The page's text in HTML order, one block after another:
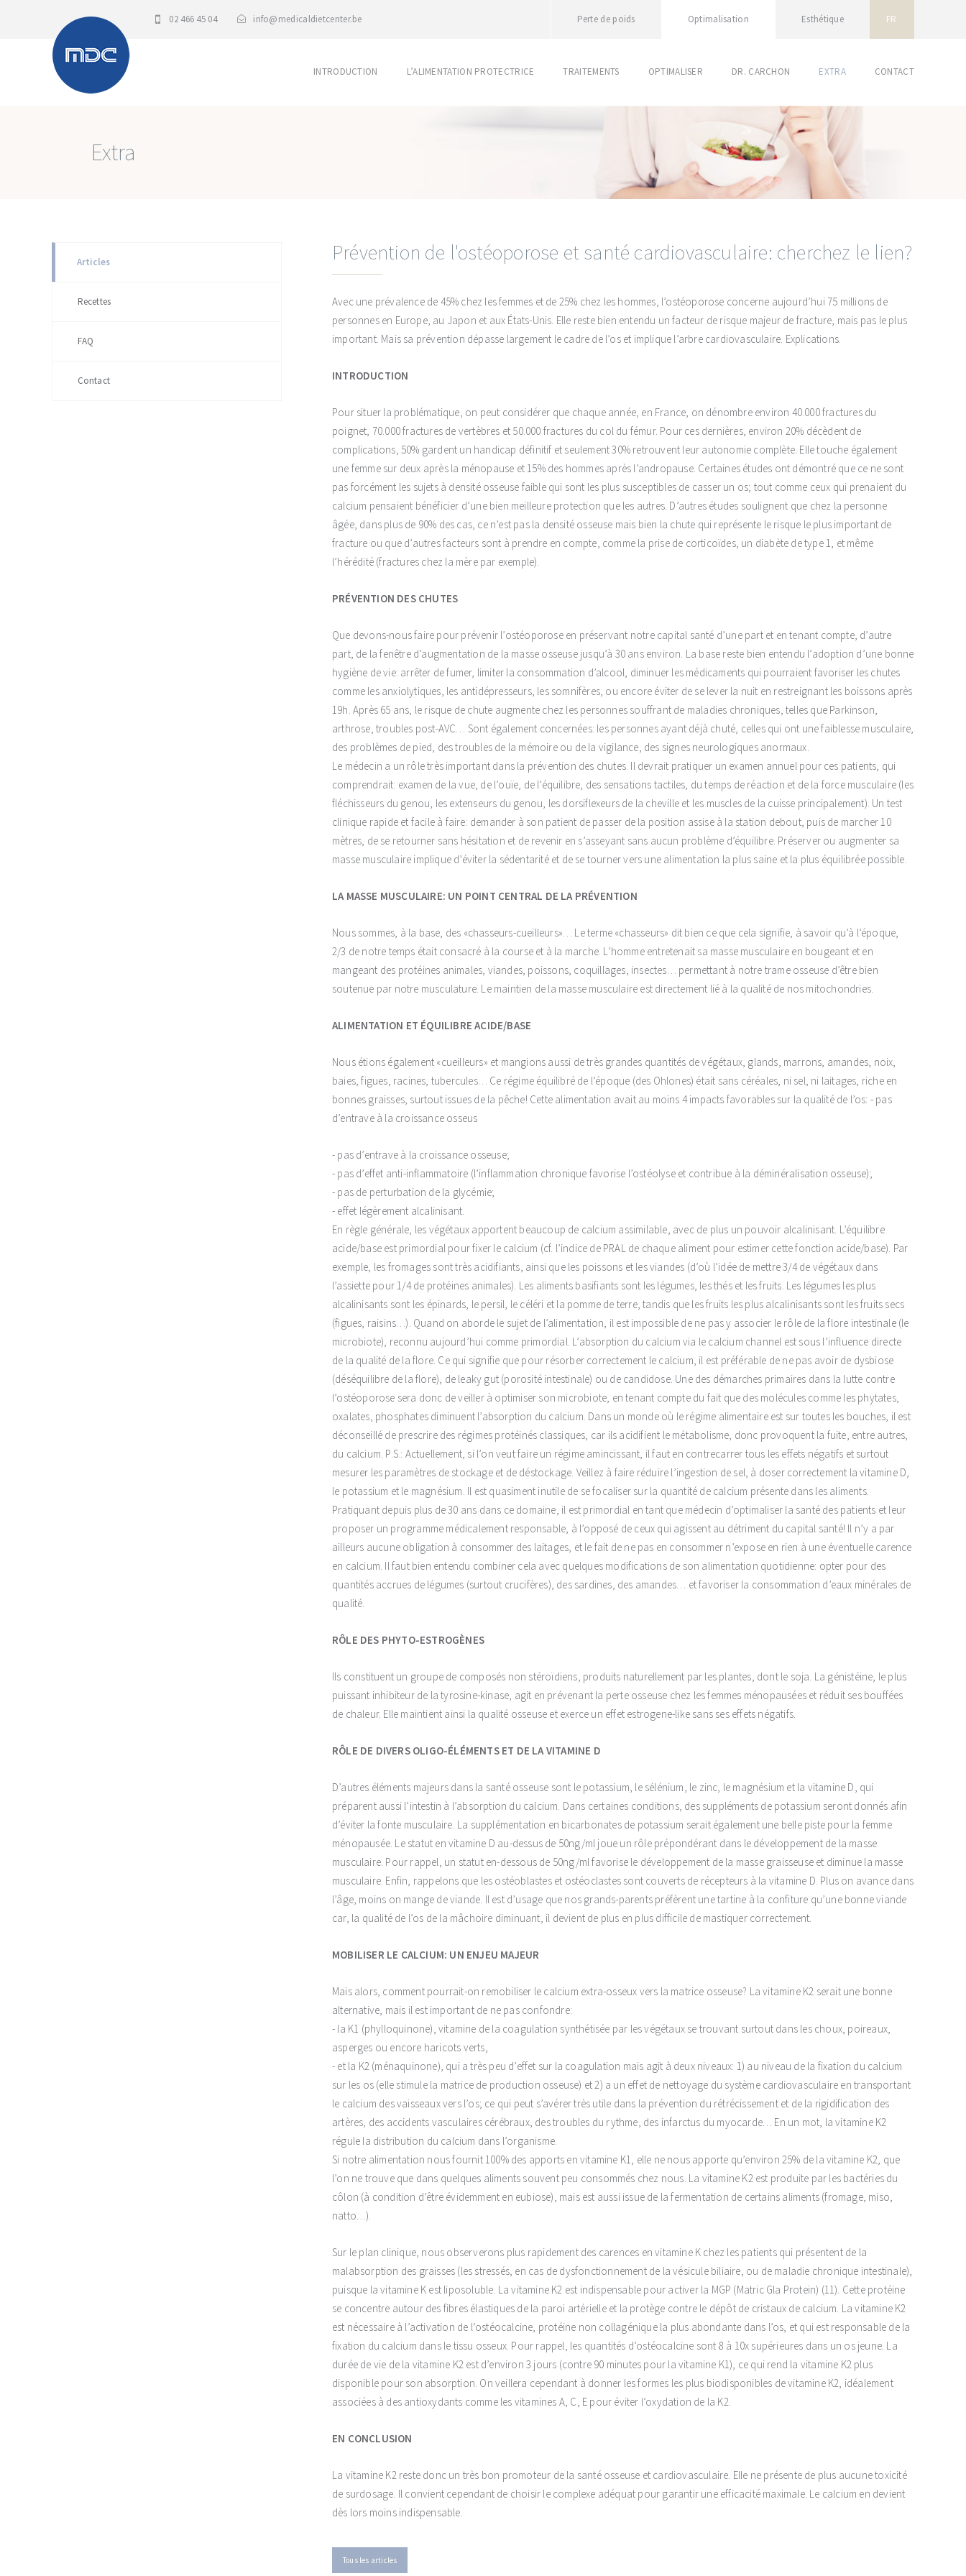
02 466 45 04 info@medicaldietcenter.be Perte de poids Optimalisation Esthétique FR
INTRODUCTION L’ALIMENTATION PROTECTRICE TRAITEMENTS OPTIMALISER DR. CARCHON EXTRA CONTACT
Extra
Articles
Recettes
FAQ
Contact
Prévention de l'ostéoporose et santé cardiovasculaire: cherchez le lien?
Avec une prévalence de 45% chez les femmes et de 25% chez les hommes, l’ostéoporose concerne aujourd’hui 75 millions de
personnes en Europe, au Japon et aux États-Unis. Elle reste bien entendu un facteur de risque majeur de fracture, mais pas le plus
important. Mais sa prévention dépasse largement le cadre de l’os et implique l’arbre cardiovasculaire. Explications.
INTRODUCTION
Pour situer la problématique, on peut considérer que chaque année, en France, on dénombre environ 40.000 fractures du
poignet, 70.000 fractures de vertèbres et 50.000 fractures du col du fémur. Pour ces dernières, environ 20% décèdent de
complications, 50% gardent un handicap définitif et seulement 30% retrouvent leur autonomie complète. Elle touche également
une femme sur deux après la ménopause et 15% des hommes après l’andropause. Certaines études ont démontré que ce ne sont
pas forcément les sujets à densité osseuse faible qui sont les plus susceptibles de casser un os; tout comme ceux qui prenaient du
calcium pensaient bénéficier d’une bien meilleure protection que les autres. D’autres études soulignent que chez la personne
âgée, dans plus de 90% des cas, ce n’est pas la densité osseuse mais bien la chute qui représente le risque le plus important de
fracture ou que d’autres facteurs sont à prendre en compte, comme la prise de corticoïdes, un diabète de type 1, et même
l’hérédité (fractures chez la mère par exemple).
PRÉVENTION DES CHUTES
Que devons-nous faire pour prévenir l’ostéoporose en préservant notre capital santé d’une part et en tenant compte, d’autre
part, de la fenêtre d’augmentation de la masse osseuse jusqu’à 30 ans environ. La base reste bien entendu l’adoption d’une bonne
hygiène de vie: arrêter de fumer, limiter la consommation d’alcool, diminuer les médicaments qui pourraient favoriser les chutes
comme les anxiolytiques, les antidépresseurs, les somnifères, ou encore éviter de se lever la nuit en restreignant les boissons après
19h. Après 65 ans, le risque de chute augmente chez les personnes souffrant de maladies chroniques, telles que Parkinson,
arthrose, troubles post-AVC… Sont également concernées: les personnes ayant déjà chuté, celles qui ont une faiblesse musculaire,
des problèmes de pied, des troubles de la mémoire ou de la vigilance, des signes neurologiques anormaux.
Le médecin a un rôle très important dans la prévention des chutes. Il devrait pratiquer un examen annuel pour ces patients, qui
comprendrait: examen de la vue, de l’ouïe, de l’équilibre, des sensations tactiles, du temps de réaction et de la force musculaire (les
fléchisseurs du genou, les extenseurs du genou, les dorsiflexeurs de la cheville et les muscles de la cuisse principalement). Un test
clinique rapide et facile à faire: demander à son patient de passer de la position assise à la station debout, puis de marcher 10
mètres, de se retourner sans hésitation et de revenir en s’asseyant sans aucun problème d’équilibre. Préserver ou augmenter sa
masse musculaire implique d’éviter la sédentarité et de se tourner vers une alimentation la plus saine et la plus équilibrée possible.
LA MASSE MUSCULAIRE: UN POINT CENTRAL DE LA PRÉVENTION
Nous sommes, à la base, des «chasseurs-cueilleurs»… Le terme «chasseurs» dit bien ce que cela signifie, à savoir qu’à l’époque,
2/3 de notre temps était consacré à la course et à la marche. L’homme entretenait sa masse musculaire en bougeant et en
mangeant des protéines animales, viandes, poissons, coquillages, insectes… permettant à notre trame osseuse d’être bien
soutenue par notre musculature. Le maintien de la masse musculaire est directement lié à la qualité de nos mitochondries.
ALIMENTATION ET ÉQUILIBRE ACIDE/BASE
Nous étions également «cueilleurs» et mangions aussi de très grandes quantités de végétaux, glands, marrons, amandes, noix,
baies, figues, racines, tubercules… Ce régime équilibré de l’époque (des Ohlones) était sans céréales, ni sel, ni laitages, riche en
bonnes graisses, surtout issues de la pêche! Cette alimentation avait au moins 4 impacts favorables sur la qualité de l’os: - pas
d’entrave à la croissance osseus
- pas d’entrave à la croissance osseuse;
- pas d’effet anti-inflammatoire (l’inflammation chronique favorise l’ostéolyse et contribue à la déminéralisation osseuse);
- pas de perturbation de la glycémie;
- effet légèrement alcalinisant.
En règle générale, les végétaux apportent beaucoup de calcium assimilable, avec de plus un pouvoir alcalinisant. L’équilibre
acide/base est primordial pour fixer le calcium (cf. l’indice de PRAL de chaque aliment pour estimer cette fonction acide/base). Par
exemple, les fromages sont très acidifiants, ainsi que les poissons et les viandes (d’où l’idée de mettre 3/4 de végétaux dans
l’assiette pour 1/4 de protéines animales). Les aliments basifiants sont les légumes, les thés et les fruits. Les légumes les plus
alcalinisants sont les épinards, le persil, le céléri et la pomme de terre, tandis que les fruits les plus alcalinisants sont les fruits secs
(figues, raisins…). Quand on aborde le sujet de l’alimentation, il est impossible de ne pas y associer le rôle de la flore intestinale (le
microbiote), reconnu aujourd’hui comme primordial. L’absorption du calcium via le calcium channel est sous l’influence directe
de la qualité de la flore. Ce qui signifie que pour résorber correctement le calcium, il est préférable de ne pas avoir de dysbiose
(déséquilibre de la flore), de leaky gut (porosité intestinale) ou de candidose. Une des démarches primaires dans la lutte contre
l’ostéoporose sera donc de veiller à optimiser son microbiote, en tenant compte du fait que des molécules comme les phytates,
oxalates, phosphates diminuent l’absorption du calcium. Dans un monde où le régime alimentaire est sur toutes les bouches, il est
déconseillé de prescrire des régimes protéinés classiques, car ils acidifient le métabolisme, donc provoquent la fuite, entre autres,
du calcium. P.S.: Actuellement, si l’on veut faire un régime amincissant, il faut en contrecarrer tous les effets négatifs et surtout
mesurer les paramètres de stockage et de déstockage. Veillez à faire réduire l’ingestion de sel, à doser correctement la vitamine D,
le potassium et le magnésium. Il est quasiment inutile de se focaliser sur la quantité de calcium présente dans les aliments.
Pratiquant depuis plus de 30 ans dans ce domaine, il est primordial en tant que médecin d’optimaliser la santé des patients et leur
proposer un programme médicalement responsable, à l’opposé de ceux qui agissent au détriment du capital santé! Il n’y a par
ailleurs aucune obligation à consommer des laitages, et le fait de ne pas en consommer n’expose en rien à une éventuelle carence
en calcium. Il faut bien entendu combiner cela avec quelques modifications de son alimentation quotidienne: opter pour des
quantités accrues de légumes (surtout crucifères), des sardines, des amandes… et favoriser la consommation d’eaux minérales de
qualité.
RÔLE DES PHYTO-ESTROGÈNES
Ils constituent un groupe de composés non stéroïdiens, produits naturellement par les plantes, dont le soja. La génistéine, le plus
puissant inhibiteur de la tyrosine-kinase, agit en prévenant la perte osseuse chez les femmes ménopausées et réduit ses bouffées
de chaleur. Elle maintient ainsi la qualité osseuse et exerce un effet estrogene-like sans ses effets négatifs.
RÔLE DE DIVERS OLIGO-ÉLÉMENTS ET DE LA VITAMINE D
D’autres éléments majeurs dans la santé osseuse sont le potassium, le sélénium, le zinc, le magnésium et la vitamine D, qui
préparent aussi l’intestin à l’absorption du calcium. Dans certaines conditions, des suppléments de potassium seront donnés afin
d’éviter la fonte musculaire. La supplémentation en bicarbonates de potassium serait également une belle piste pour la femme
ménopausée. Le statut en vitamine D au-dessus de 50ng/ml joue un rôle prépondérant dans le développement de la masse
musculaire. Pour rappel, un statut en-dessous de 50ng/ml favorise le développement de la masse graisseuse et diminue la masse
musculaire. Enfin, rappelons que les ostéoblastes et ostéoclastes sont couverts de récepteurs à la vitamine D. Plus on avance dans
l’âge, moins on mange de viande. Il est d’usage que nos grands-parents préfèrent une tartine à la confiture qu’une bonne viande
car, la qualité de l’os de la mâchoire diminuant, il devient de plus en plus difficile de mastiquer correctement.
MOBILISER LE CALCIUM: UN ENJEU MAJEUR
Mais alors, comment pourrait-on remobiliser le calcium extra-osseux vers la matrice osseuse? La vitamine K2 serait une bonne
alternative, mais il est important de ne pas confondre:
- la K1 (phylloquinone), vitamine de la coagulation synthétisée par les végétaux se trouvant surtout dans les choux, poireaux,
asperges ou encore haricots verts,
- et la K2 (ménaquinone), qui a très peu d’effet sur la coagulation mais agit à deux niveaux: 1) au niveau de la fixation du calcium
sur les os (elle stimule la matrice de production osseuse) et 2) a un effet de nettoyage du système cardiovasculaire en transportant
le calcium des vaisseaux vers l’os; ce qui peut s’avérer très utile dans la prévention du rétrécissement et de la rigidification des
artères, des accidents vasculaires cérébraux, des troubles du rythme, des infarctus du myocarde… En un mot, la vitamine K2
régule la distribution du calcium dans l’organisme.
Si notre alimentation nous fournit 100% des apports en vitamine K1, elle ne nous apporte qu’environ 25% de la vitamine K2, que
l’on ne trouve que dans quelques aliments souvent peu consommés chez nous. La vitamine K2 est produite par les bactéries du
côlon (à condition d’être évidemment en eubiose), mais est aussi issue de la fermentation de certains aliments (fromage, miso,
natto…).
Sur le plan clinique, nous observerons plus rapidement des carences en vitamine K chez les patients qui présentent de la
malabsorption des graisses (les stressés, en cas de dysfonctionnement de la vésicule biliaire, ou de maladie chronique intestinale),
puisque la vitamine K est liposoluble. La vitamine K2 est indispensable pour activer la MGP (Matric Gla Protein) (11). Cette protéine
se concentre autour des fibres élastiques de la paroi artérielle et la protège contre le dépôt de cristaux de calcium. La vitamine K2
est nécessaire à l’activation de l’ostéocalcine, protéine non collagénique la plus abondante dans l’os, et qui est responsable de la
fixation du calcium dans le tissu osseux. Pour rappel, les quantités d’ostéocalcine sont 8 à 10x supérieures dans un os jeune. La
durée de vie de la vitamine K2 est d’environ 3 jours (contre 90 minutes pour la vitamine K1), ce qui rend la vitamine K2 plus
disponible pour son absorption. On veillera cependant à donner les formes les plus biodisponibles de vitamine K2, idéalement
associées à des antioxydants comme les vitamines A, C, E pour éviter l’oxydation de la K2.
EN CONCLUSION
La vitamine K2 reste donc un très bon promoteur de la santé osseuse et cardiovasculaire. Elle ne présente de plus aucune toxicité
de surdosage. Il convient cependant de choisir le complexe adéquat pour garantir une efficacité maximale. Le calcium en devient
dès lors moins indispensable.
Tous les articles